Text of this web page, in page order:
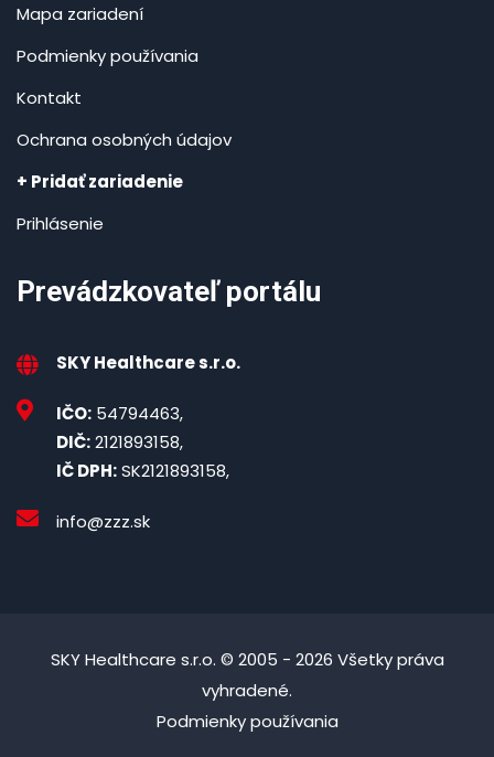
Mapa zariadení
Podmienky používania
Kontakt
Ochrana osobných údajov
+ Pridať zariadenie
Prihlásenie
Prevádzkovateľ portálu
SKY Healthcare s.r.o.
IČO: 54794463,
DIČ:2121893158,
IČ DPH:SK2121893158,
info@zzz.sk
SKY Healthcare s.r.o. © 2005 - 2026 Všetky práva
vyhradené.
Podmienky používania